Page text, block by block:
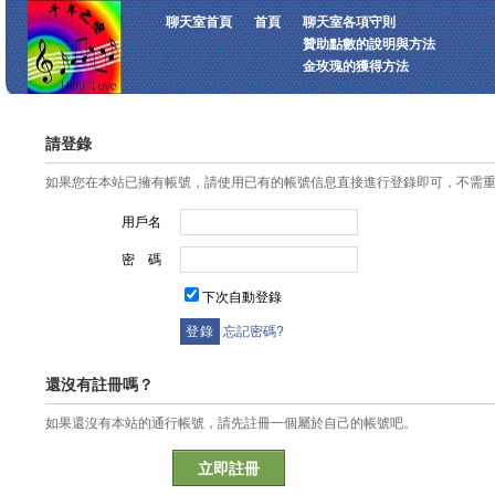
聊天室首頁 首頁
聊天室各項守則
贊助點數的說明與方法
金玫瑰的獲得方法
請登錄
如果您在本站已擁有帳號，請使用已有的帳號信息直接進行登錄即可，不需
用戶名
密 碼
下次自動登錄
忘記密碼?
還沒有註冊嗎？
如果還沒有本站的通行帳號，請先註冊一個屬於自己的帳號吧。
立即註冊